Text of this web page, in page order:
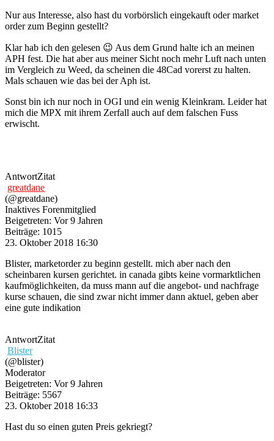
Nur aus Interesse, also hast du vorbörslich eingekauft oder market
order zum Beginn gestellt?
Klar hab ich den gelesen 😉 Aus dem Grund halte ich an meinen
APH fest. Die hat aber aus meiner Sicht noch mehr Luft nach unten
im Vergleich zu Weed, da scheinen die 48Cad vorerst zu halten.
Mals schauen wie das bei der Aph ist.
Sonst bin ich nur noch in OGI und ein wenig Kleinkram. Leider hat
mich die MPX mit ihrem Zerfall auch auf dem falschen Fuss
erwischt.
AntwortZitat
greatdane
(@greatdane)
Inaktives Forenmitglied
Beigetreten: Vor 9 Jahren
Beiträge: 1015
23. Oktober 2018 16:30
Blister, marketorder zu beginn gestellt. mich aber nach den
scheinbaren kursen gerichtet. in canada gibts keine vormarktlichen
kaufmöglichkeiten, da muss mann auf die angebot- und nachfrage
kurse schauen, die sind zwar nicht immer dann aktuel, geben aber
eine gute indikation
AntwortZitat
Blister
(@blister)
Moderator
Beigetreten: Vor 9 Jahren
Beiträge: 5567
23. Oktober 2018 16:33
Hast du so einen guten Preis gekriegt?